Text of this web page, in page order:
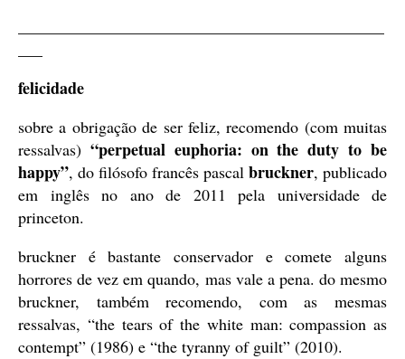
felicidade
sobre a obrigação de ser feliz, recomendo (com muitas
ressalvas) “perpetual euphoria: on the duty to be
happy”, do filósofo francês pascal bruckner, publicado
em inglês no ano de 2011 pela universidade de
princeton.
bruckner é bastante conservador e comete alguns
horrores de vez em quando, mas vale a pena. do mesmo
bruckner, também recomendo, com as mesmas
ressalvas, “the tears of the white man: compassion as
contempt” (1986) e “the tyranny of guilt” (2010).